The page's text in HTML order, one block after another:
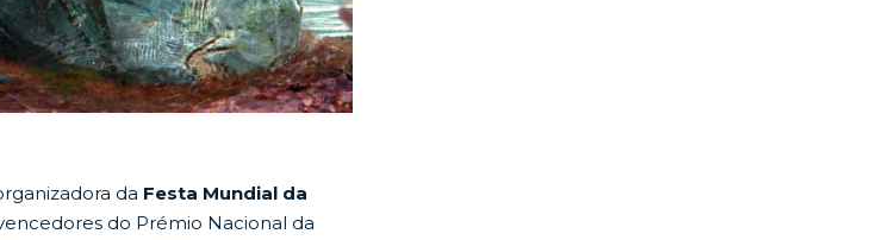
da Festa Mundial da
do Prémio Nacional da